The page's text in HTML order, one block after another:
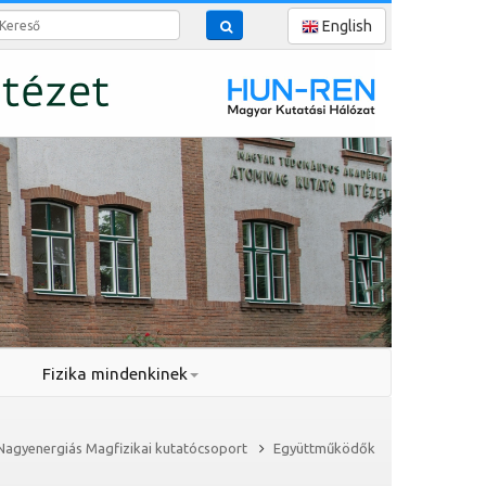
English
Fizika mindenkinek
Magfizikai kutatócsoport Együttműködők